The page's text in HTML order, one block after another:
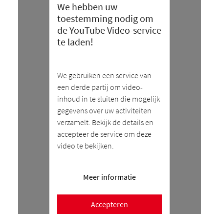
We hebben uw
toestemming nodig om
de YouTube Video-service
te laden!
We gebruiken een service van
een derde partij om video-
inhoud in te sluiten die mogelijk
gegevens over uw activiteiten
verzamelt. Bekijk de details en
accepteer de service om deze
video te bekijken.
Meer informatie
Accepteren